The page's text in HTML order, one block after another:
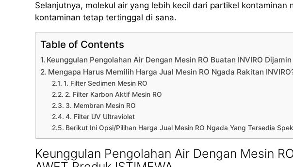
Selanjutnya, molekul air yang lebih kecil dari partikel kontaminan
kontaminan tetap tertinggal di sana.
Table of Contents
Keunggulan Pengolahan Air Dengan Mesin RO Buatan INVIRO
Mengapa Harus Memilih Harga Jual Mesin RO Ngada Rakitan
1. Filter Sedimen Mesin RO
2. Filter Karbon Aktif Mesin RO
3. Membran Mesin RO
4. Filter UV Ultraviolet
Berikut Ini Opsi/Pilihan Harga Jual Mesin RO Ngada Yang Tersedia
Keunggulan Pengolahan Air Dengan Mesin